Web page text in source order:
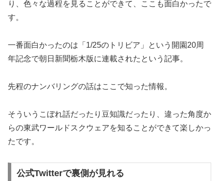
り、色々な過程を見ることができて、ここも面白かったで
す。
一番面白かったのは「1/25のトリビア」という開園20周
年記念で朝日新聞栃木版に連載されたという記事。
先程のナンバリングの話はここで知った情報。
そういうこぼれ話だったり豆知識だったり、違った角度か
らの東武ワールドスクウェアを知ることができて楽しかっ
たです。
公式Twitterで裏側が見れる